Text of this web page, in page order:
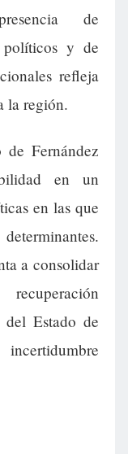
de
políticos y de
refleja
la región.
Fernández
en un
en las que
a consolidar
Estado de